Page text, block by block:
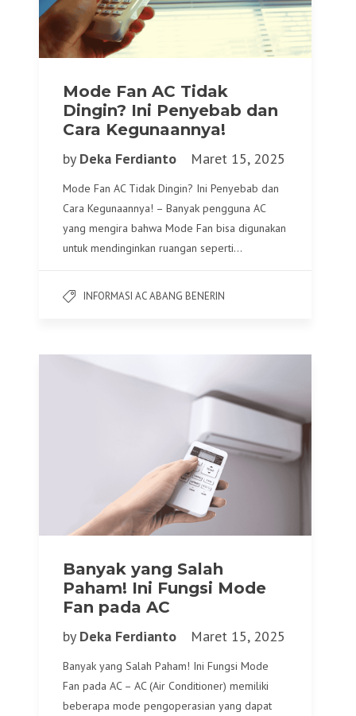
Mode Fan AC Tidak
Dingin? Ini Penyebab dan
Cara Kegunaannya!
by Deka Ferdianto Maret 15, 2025
Mode Fan AC Tidak Dingin? Ini Penyebab dan
Cara Kegunaannya! – Banyak pengguna AC
yang mengira bahwa Mode Fan bisa digunakan
untuk mendinginkan ruangan seperti…
INFORMASI AC ABANG BENERIN
Banyak yang Salah
Paham! Ini Fungsi Mode
Fan pada AC
by Deka Ferdianto Maret 15, 2025
Banyak yang Salah Paham! Ini Fungsi Mode
Fan pada AC – AC (Air Conditioner) memiliki
beberapa mode pengoperasian yang dapat